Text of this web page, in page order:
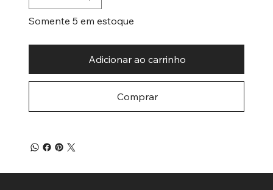
Somente 5 em estoque
Adicionar ao carrinho
Comprar